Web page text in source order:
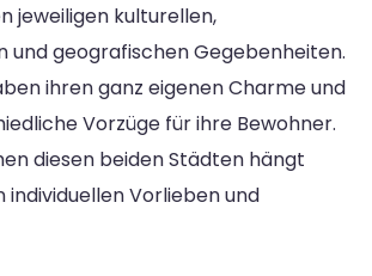
jeweiligen kulturellen,
und geografischen Gegebenheiten.
ihren ganz eigenen Charme und
Vorzüge für ihre Bewohner.
diesen beiden Städten hängt
Vorlieben und